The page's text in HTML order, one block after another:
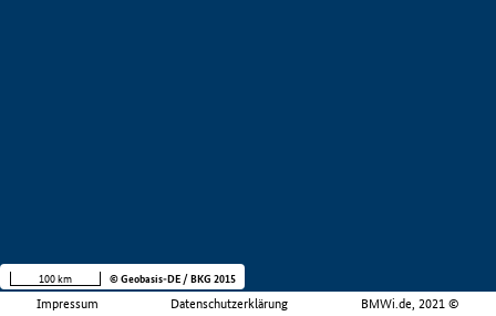
Impressum Datenschutzerklärung BMWi.de, 2021 ©
100 km © Geobasis-DE / BKG 2015